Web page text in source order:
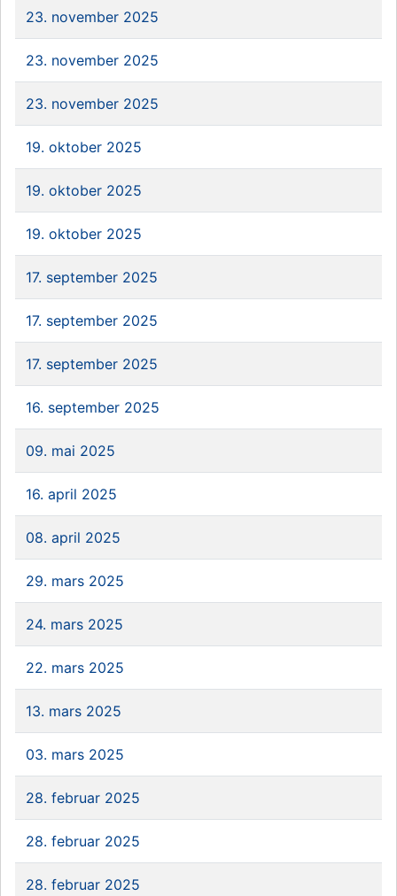
23. november 2025
23. november 2025
23. november 2025
19. oktober 2025
19. oktober 2025
19. oktober 2025
17. september 2025
17. september 2025
17. september 2025
16. september 2025
09. mai 2025
16. april 2025
08. april 2025
29. mars 2025
24. mars 2025
22. mars 2025
13. mars 2025
03. mars 2025
28. februar 2025
28. februar 2025
28. februar 2025